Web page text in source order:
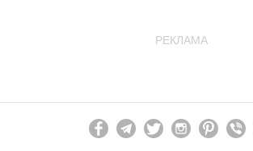
РЕКЛАМА